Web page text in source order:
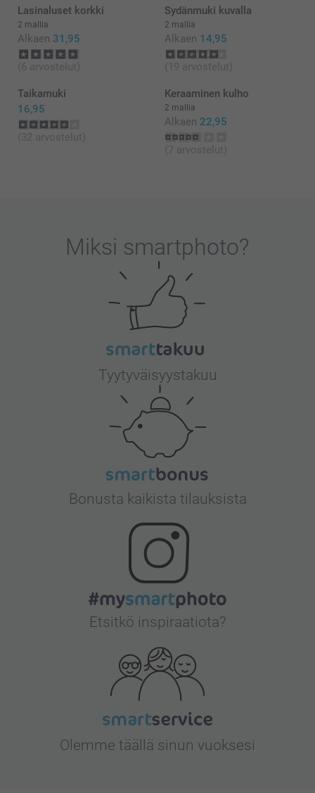
Lasinaluset korkki
2 mallia
Alkaen 31,95
(6 arvostelut)
Sydänmuki kuvalla
2 mallia
Alkaen 14,95
(19 arvostelut)
Taikamuki
16,95
(32 arvostelut)
Keraaminen kulho
2 mallia
Alkaen 22,95
(7 arvostelut)
Miksi smartphoto?
Tyytyväisyystakuu
Bonusta kaikista tilauksista
Etsitkö inspiraatiota?
Olemme täällä sinun vuoksesi